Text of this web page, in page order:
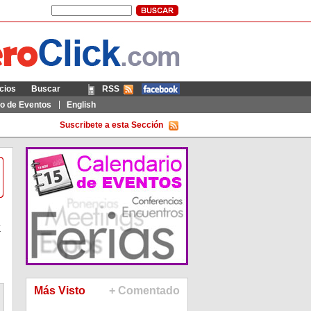
de Eventos English
Buscar
RSS
Móvil
Suscribete a esta Sección
Más Visto + Comentado